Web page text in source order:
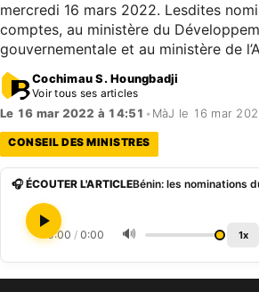
mercredi 16 mars 2022. Lesdites
comptes, au ministère du
gouvernementale et au ministère de
Cochimau S. Houngbadji
Voir tous ses articles
Le 16 mar 2022 à 14:51 • MàJ le 16 mar
CONSEIL DES MINISTRES
🎧 ÉCOUTER L'ARTICLEBénin: les nominations
0:00 / 0:00 🔊 1x